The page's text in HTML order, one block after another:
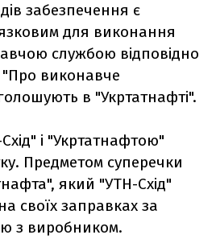
забезпечення є
для виконання
службою відповідно
"Про виконавче
в "Укртатнафті".
і "Укртатнафтою"
Предметом суперечки
який "УТН-Схід"
своїх заправках за
з виробником.